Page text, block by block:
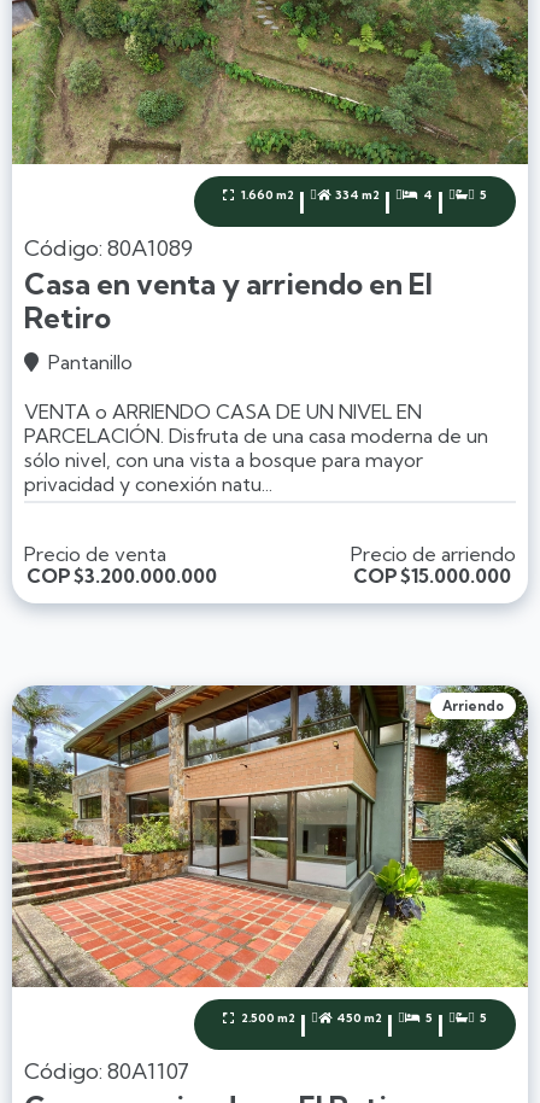
 1.660 m2 |  334 m2 |  4 |  5
Código: 80A1089
Casa en venta y arriendo en El
Retiro
 Pantanillo
VENTA o ARRIENDO CASA DE UN NIVEL EN
PARCELACIÓN. Disfruta de una casa moderna de un
sólo nivel, con una vista a bosque para mayor
privacidad y conexión natu...
Precio de venta
COP$3.200.000.000
Precio de arriendo
COP$15.000.000
Arriendo
 2.500 m2 |  450 m2 |  5 |  5
Código: 80A1107